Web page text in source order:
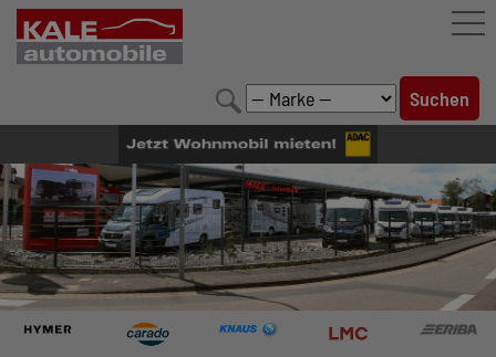
FAHRZEUGBESTAND
LEISTUNGEN
KONFIGURATOR
MARKENWELT
UNTERNEHMEN